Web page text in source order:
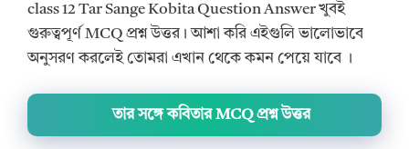
class 12 Tar Sange Kobita Question Answer খুবই
গুরুত্বপূর্ণ MCQ প্রশ্ন উত্তর। আশা করি এইগুলি ভালোভাবে
অনুসরণ করলেই তোমরা এখান থেকে কমন পেয়ে যাবে ।
তার সঙ্গে কবিতার MCQ প্রশ্ন উত্তর